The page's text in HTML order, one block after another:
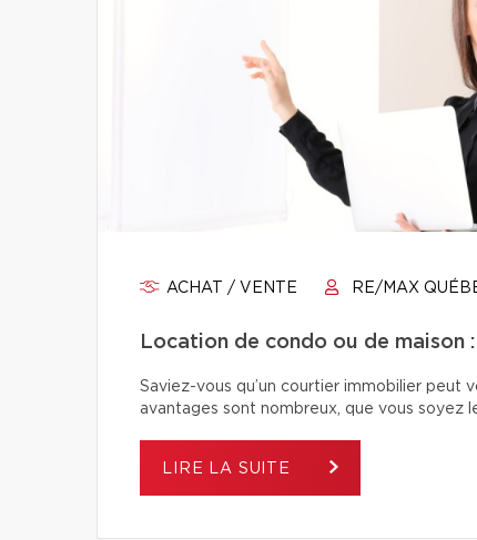
ACHAT / VENTE RE/MAX
Location de condo ou de
Saviez-vous qu’un courtier immobilier peut
avantages sont nombreux, que vous soyez
LIRE LA SUITE